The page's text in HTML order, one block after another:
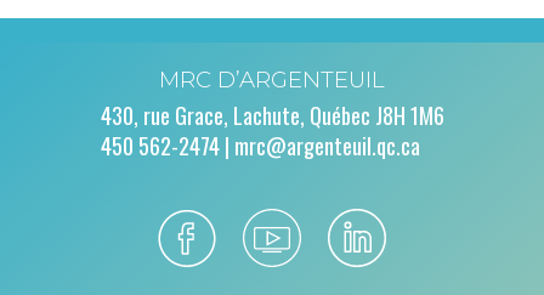
MRC D’ARGENTEUIL
430, rue Grace, Lachute, Québec J8H 1M6
450 562-2474 | mrc@argenteuil.qc.ca